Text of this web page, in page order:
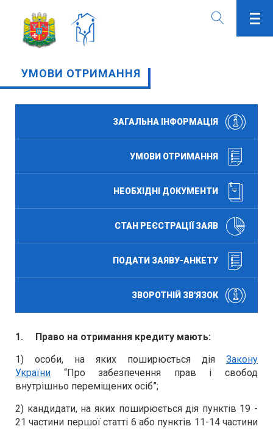
УМОВИ ОТРИМАННЯ
ЗАГАЛЬНА ІНФОРМАЦІЯ
УМОВИ ОТРИМАННЯ
НЕОБХІДНІ ДОКУМЕНТИ
СТАН РЕЄСТРАЦІЇ ЗАЯВ
ПОДАТИ ЗАЯВУ-АНКЕТУ
ЗВОРОТНІЙ ЗВ'ЯЗОК
1. Право на отримання кредиту мають:
1) особи, на яких поширюється дія Закону
України “Про забезпечення прав і свобод
внутрішньо переміщених осіб”;
2) кандидати, на яких поширюється дія пунктів 19 -
21 частини першої статті 6 або пунктів 11-14 частини